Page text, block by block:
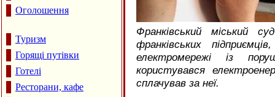
Оголошення
Туризм
Горящі путівки
Готелі
Ресторани, кафе
Франківський міський
франківських
електромережі із
користувався
сплачував за неї.